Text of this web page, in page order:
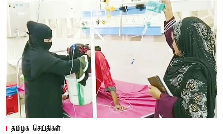
தமிழக செய்திகள்